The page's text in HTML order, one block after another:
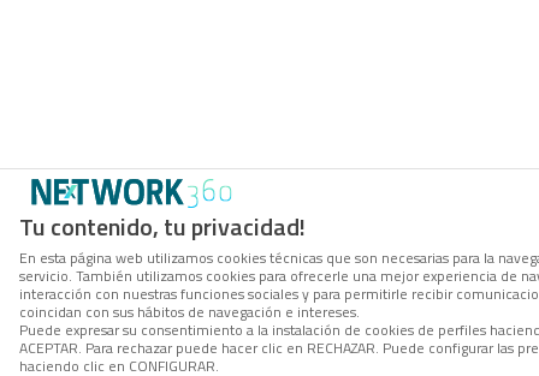
Tu contenido, tu privacidad!
En esta página web utilizamos cookies técnicas que son necesarias para la
servicio. También utilizamos cookies para ofrecerle una mejor experiencia de
interacción con nuestras funciones sociales y para permitirle recibir
coincidan con sus hábitos de navegación e intereses.
Puede expresar su consentimiento a la instalación de cookies de perfiles
ACEPTAR. Para rechazar puede hacer clic en RECHAZAR. Puede configurar las
haciendo clic en CONFIGURAR.